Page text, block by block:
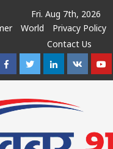
Fri. Aug 7th, 2026
World Privacy Policy
Contact Us
FacebookTwitterLinkedin
VK